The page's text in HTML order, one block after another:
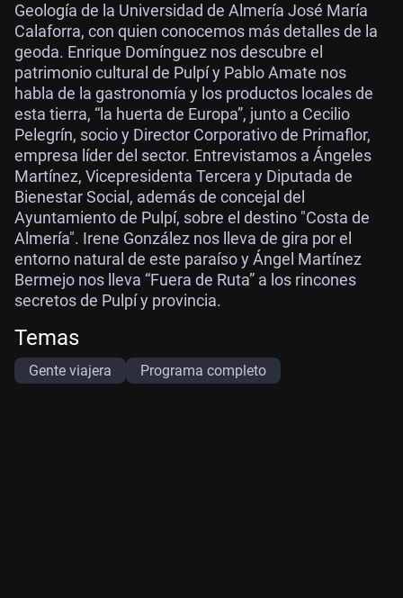
Geología de la Universidad de Almería José María
Calaforra, con quien conocemos más detalles de la
geoda. Enrique Domínguez nos descubre el
patrimonio cultural de Pulpí y Pablo Amate nos
habla de la gastronomía y los productos locales de
esta tierra, “la huerta de Europa”, junto a Cecilio
Pelegrín, socio y Director Corporativo de Primaflor,
empresa líder del sector. Entrevistamos a Ángeles
Martínez, Vicepresidenta Tercera y Diputada de
Bienestar Social, además de concejal del
Ayuntamiento de Pulpí, sobre el destino "Costa de
Almería". Irene González nos lleva de gira por el
entorno natural de este paraíso y Ángel Martínez
Bermejo nos lleva “Fuera de Ruta” a los rincones
secretos de Pulpí y provincia.
Temas
Gente viajera Programa completo